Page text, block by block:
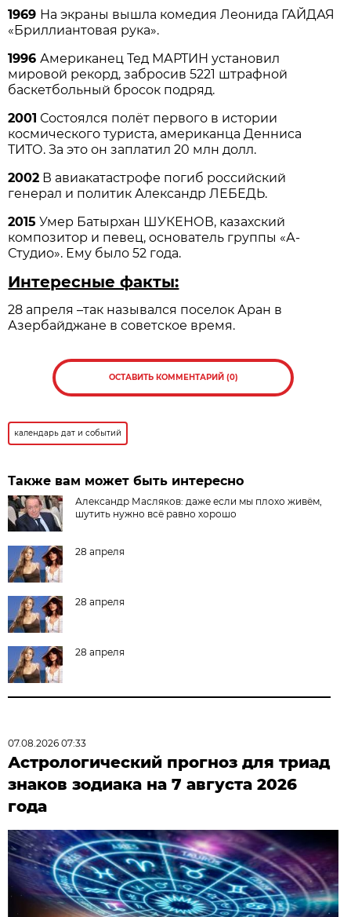
1969 На экраны вышла комедия Леонида ГАЙДАЯ
«Бриллиантовая рука».
1996Американец Тед МАРТИН установил
мировой рекорд, забросив 5221 штрафной
баскетбольный бросок подряд.
2001 Состоялся полёт первого в истории
космического туриста, американца Денниса
ТИТО. За это он заплатил 20 млн долл.
2002 В авиакатастрофе погиб российский
генерал и политик Александр ЛЕБЕДЬ.
2015 Умер Батырхан ШУКЕНОВ, казахский
композитор и певец, основатель группы «А-
Студио». Ему было 52 года.
Интересные факты:
28 апреля –так назывался поселок Аран в
Азербайджане в советское время.
ОСТАВИТЬ КОММЕНТАРИЙ (0)
календарь дат и событий
Также вам может быть интересно
Александр Масляков: даже если мы плохо живём,
шутить нужно всё равно хорошо
28 апреля
28 апреля
28 апреля
07.08.2026 07:33
Астрологический прогноз для триад
знаков зодиака на 7 августа 2026
года